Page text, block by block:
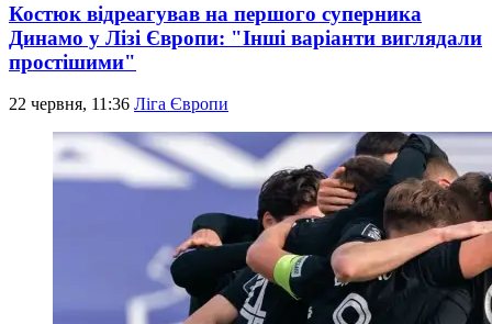
Костюк відреагував на першого суперника
Динамо у Лізі Європи: "Інші варіанти виглядали
простішими"
22 червня, 11:36 Ліга Європи